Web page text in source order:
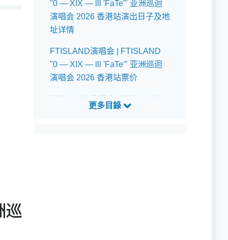
巡
"0 — XIX — lll 'FaTe'" 亚洲巡迴
演唱会 2026 香港站演出日子及地
址详情
FTISLAND演唱会 | FTISLAND
"0 — XIX — lll 'FaTe'" 亚洲巡迴
演唱会 2026 香港站票价
FTISLAND演唱会 | FTISLAND
"0 — XIX — lll 'FaTe'" 亚洲巡迴